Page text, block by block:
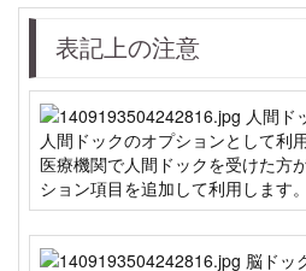
表記上の注意
人間ドックのオプションとして利
医療機関で人間ドックを受けた方
ション項目を追加して利用します。